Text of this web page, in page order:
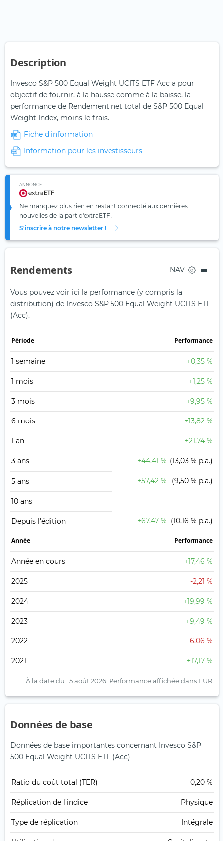
Description
Invesco S&P 500 Equal Weight UCITS ETF Acc a pour
objectif de fournir, à la hausse comme à la baisse, la
performance de Rendement net total de S&P 500 Equal
Weight Index, moins le frais.
Fiche d'information
Information pour les investisseurs
ANNONCE
Ne manquez plus rien en restant connecté aux dernières
nouvelles de la part d'extraETF .
S'inscrire à notre newsletter !
Rendements NAV
Vous pouvez voir ici la performance (y compris la
distribution) de Invesco S&P 500 Equal Weight UCITS ETF
(Acc).
Période Performance
1 semaine +0,35 %
1 mois +1,25 %
3 mois +9,95 %
6 mois +13,82 %
1 an +21,74 %
3 ans +44,41 % (13,03 % p.a.)
5 ans +57,42 % (9,50 % p.a.)
10 ans —
Depuis l'édition +67,47 % (10,16 % p.a.)
Année Performance
Année en cours +17,46 %
2025 -2,21 %
2024 +19,99 %
2023 +9,49 %
2022 -6,06 %
2021 +17,17 %
À la date du : 5 août 2026. Performance affichée dans EUR.
Données de base
Données de base importantes concernant Invesco S&P
500 Equal Weight UCITS ETF (Acc)
Ratio du coût total (TER) 0,20 %
Réplication de l'indice Physique
Type de réplication Intégrale